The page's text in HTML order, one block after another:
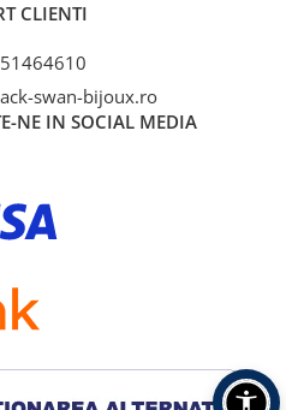
CLIENTI
swan-bijoux.ro
NE IN SOCIAL MEDIA